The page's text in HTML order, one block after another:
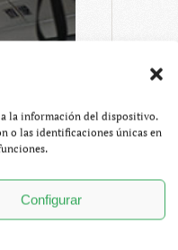
a la información del dispositivo.
o las identificaciones únicas en
Configurar